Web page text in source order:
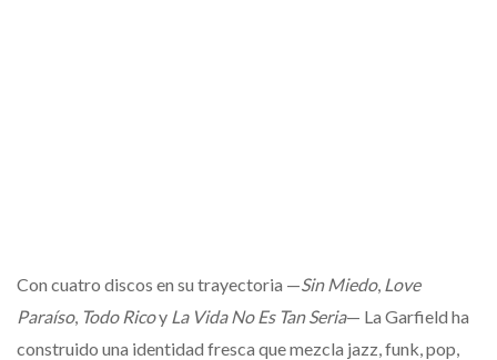
Con cuatro discos en su trayectoria — Sin Miedo, Love
Paraíso, Todo Ricoy La Vida No Es Tan Seria— La Garfield ha
construido una identidad fresca que mezcla jazz, funk, pop,